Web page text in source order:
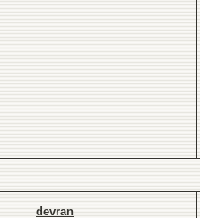
devran